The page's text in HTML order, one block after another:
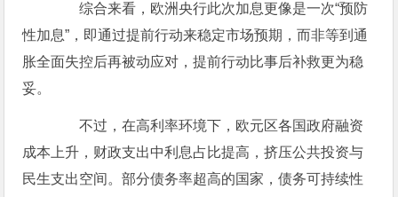
综合来看，欧洲央行此次加息更像是一次“预防
性加息”，即通过提前行动来稳定市场预期，而非等到通
胀全面失控后再被动应对，提前行动比事后补救更为稳
妥。
不过，在高利率环境下，欧元区各国政府融资
成本上升，财政支出中利息占比提高，挤压公共投资与
民生支出空间。部分债务率超高的国家，债务可持续性